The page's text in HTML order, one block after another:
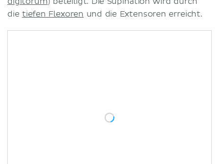
die tiefen Flexoren und die Extensoren erreicht.